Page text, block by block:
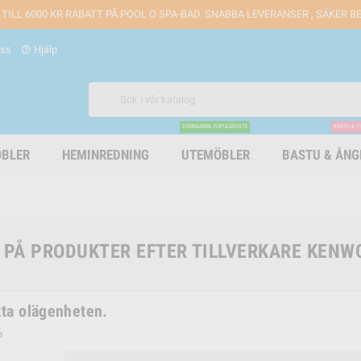
TILL 6000 KR RABATT PÅ POOL O SPA-BAD. SNABBA LEVERANSER , SÄKER
help_outline Hjälp
HEMINREDNING UTEMÖBLER
SOMMARENS POPULÄRASTE
BASTU &
BASTU &
PRODUKTER EFTER TILLVERKARE
olägenheten.